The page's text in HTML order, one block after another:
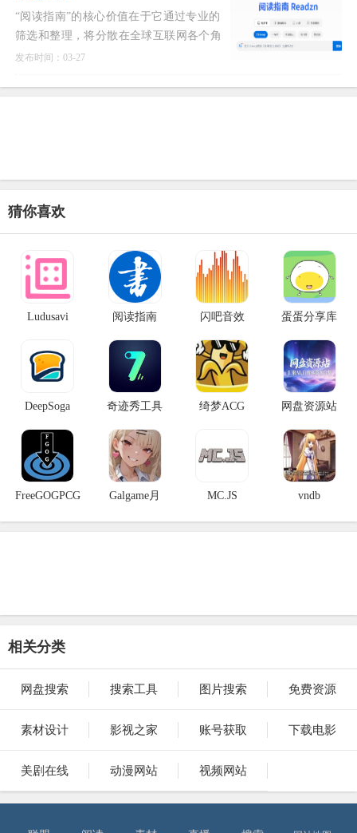
“阅读指南”的核心价值在于它通过专业的
筛选和整理，将分散在全球互联网各个角
落的免费优质阅读资源连接起来，构建了
发布时间：03-27
猜你喜欢
Ludusavi 阅读指南 闪吧音效 蛋蛋分享库
DeepSoga 奇迹秀工具 绮梦ACG 网盘资源站
FreeGOGPCG Galgame月 MC.JS vndb
相关分类
网盘搜索 搜索工具 图片搜索 免费资源
素材设计 影视之家 账号获取 下载电影
美剧在线 动漫网站 视频网站